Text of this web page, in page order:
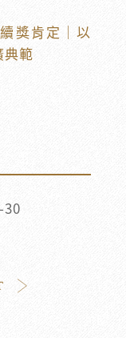
獎肯定｜以
典範
30